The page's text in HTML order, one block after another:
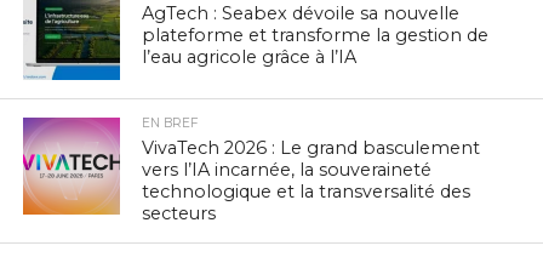
AgTech : Seabex dévoile sa nouvelle
plateforme et transforme la gestion de
l’eau agricole grâce à l’IA
EN BREF
VivaTech 2026 : Le grand basculement
vers l’IA incarnée, la souveraineté
technologique et la transversalité des
secteurs